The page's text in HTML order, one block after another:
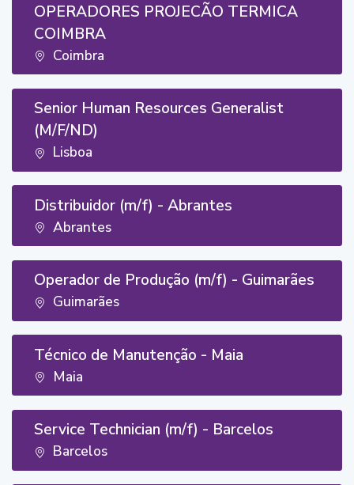
OPERADORES PROJECÃO TERMICA
COIMBRA
Coimbra
Senior Human Resources Generalist
(M/F/ND)
Lisboa
Distribuidor (m/f) - Abrantes
Abrantes
Operador de Produção (m/f) - Guimarães
Guimarães
Técnico de Manutenção - Maia
Maia
Service Technician (m/f) - Barcelos
Barcelos